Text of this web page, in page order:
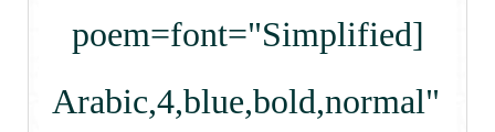
[poem=font="Simplified
Arabic,4,blue,bold,normal"